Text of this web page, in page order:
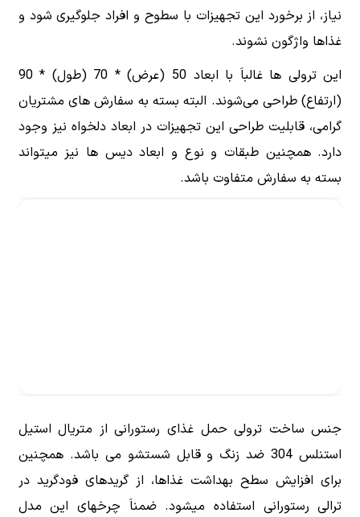
نیاز، از برخورد این تجهیزات با سطوح و افراد جلوگیری شود و
غذاها واژگون نشوند.
این ترولی ها غالباَ با ابعاد 50 (عرض) * 70 (طول) * 90
(ارتفاع) طراحی می‌شوند. البته بسته به سفارش های مشتریان
گرامی، قابلیت طراحی این تجهیزات در ابعاد دلخواه نیز وجود
دارد. همچنین طبقات و نوع و ابعاد دیس ها نیز میتواند
بسته به سفارش متفاوت باشد.
جنس ساخت ترولی حمل غذای رستورانی از متریال استیل
استنلس 304 ضد زنگ و قابل شستشو می باشد. همچنین
برای افزایش سطح بهداشت غذاها، از گریدهای فودگرید در
ترالی رستورانی استفاده میشود. ضمناَ چرخهای این مدل